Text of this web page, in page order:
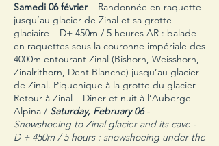
Samedi 06 février – Randonnée en raquette
jusqu’au glacier de Zinal et sa grotte
glaciaire – D+ 450m / 5 heures AR : balade
en raquettes sous la couronne impériale des
4000m entourant Zinal (Bishorn, Weisshorn,
Zinalrithorn, Dent Blanche) jusqu’au glacier
de Zinal. Piquenique à la grotte du glacier –
Retour à Zinal – Diner et nuit à l’Auberge
Alpina / Saturday, February 06-
Snowshoeing to Zinal glacier and its cave -
D + 450m / 5 hours : snowshoeing under the